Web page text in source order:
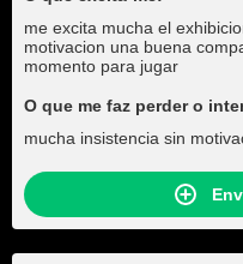
me excita mucha el
motivacion una buena
momento para jugar
O que me faz perder o
mucha insistencia sin